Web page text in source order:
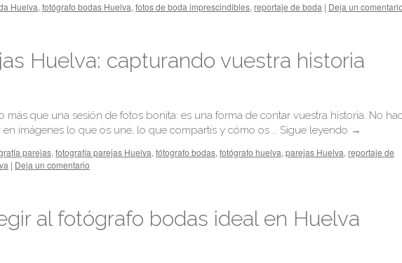
Huelva, fotógrafo bodas Huelva, fotos de boda imprescindibles, reportaje de boda | Deja un comentario
Huelva: capturando vuestra historia
más que una sesión de fotos bonita: es una forma de contar vuestra historia. No
imágenes lo que os une, lo que compartís y cómo os … Sigue leyendo →
parejas, fotografía parejas Huelva, fótografo bodas, fotógrafo huelva, parejas Huelva, reportaje de
| Deja un comentario
al fotógrafo bodas ideal en Huelva